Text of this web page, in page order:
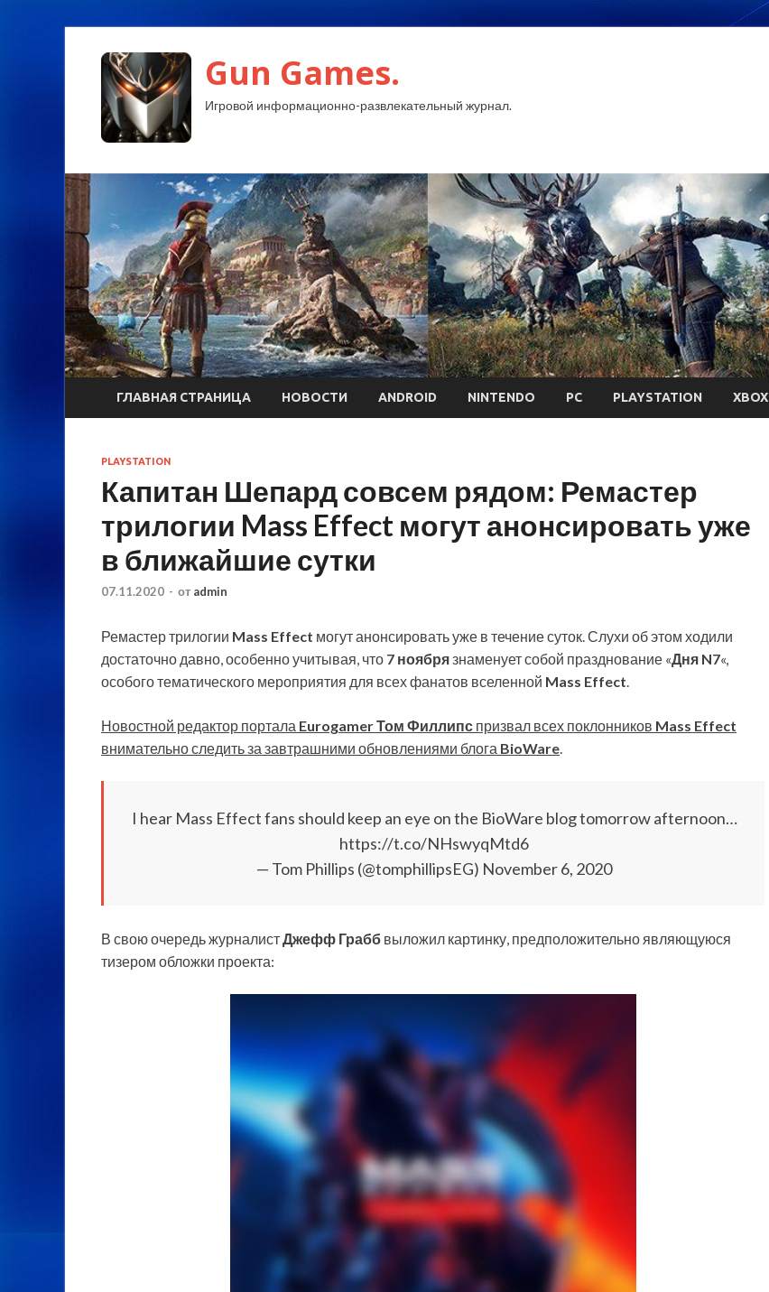
Gun Games.
Игровой информационно-развлекательный журнал.
ГЛАВНАЯ СТРАНИЦА НОВОСТИ ANDROID NINTENDO PC PLAYSTATION XBOX
PLAYSTATION
Капитан Шепард совсем рядом: Ремастер
трилогии Mass Effect могут анонсировать уже
в ближайшие сутки
07.11.2020 - от admin
Ремастер трилогии Mass Effect могут анонсировать уже в течение суток. Слухи об этом ходили
достаточно давно, особенно учитывая, что 7 ноябрязнаменует собой празднование «Дня N7«,
особого тематического мероприятия для всех фанатов вселенной Mass Effect.
Новостной редактор портала Eurogamer Том Филлипс призвал всех поклонников Mass Effect
внимательно следить за завтрашними обновлениями блога BioWare.
I hear Mass Effect fans should keep an eye on the BioWare blog tomorrow afternoon…
https://t.co/NHswyqMtd6
— Tom Phillips (@tomphillipsEG) November 6, 2020
В свою очередь журналистДжефф Грабб выложил картинку, предположительно являющуюся
тизером обложки проекта: